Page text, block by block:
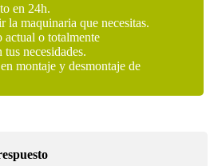
en 24h.
la maquinaria que necesitas.
actual o totalmente
necesidades.
montaje y desmontaje de